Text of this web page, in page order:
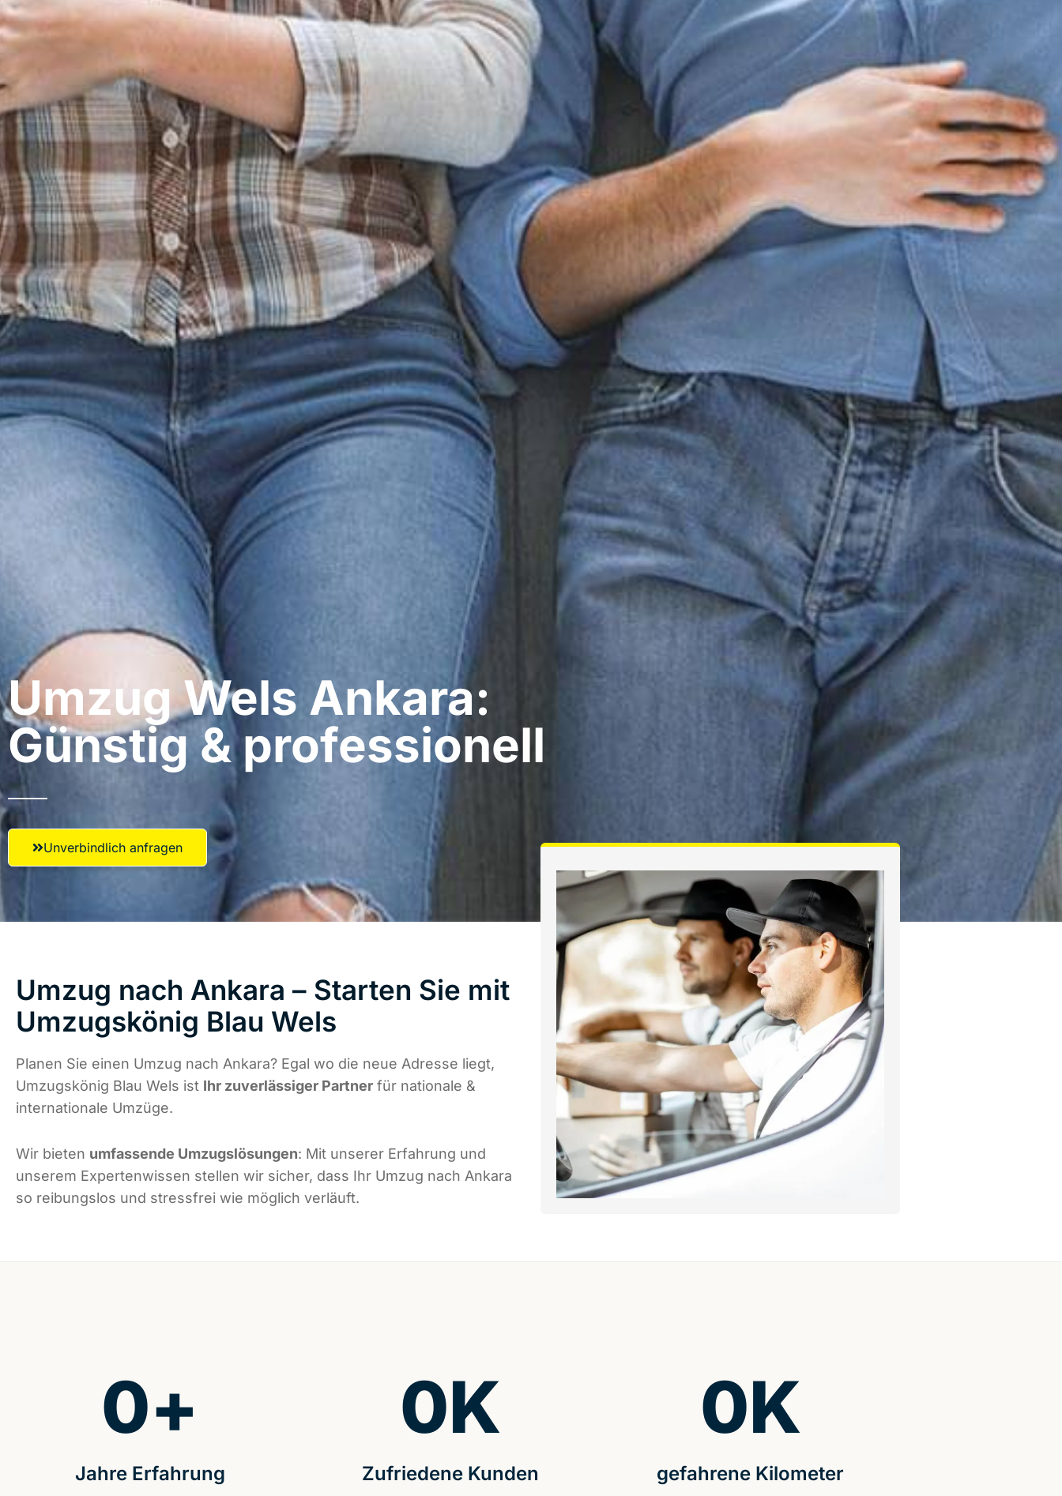
Umzug Wels​ Ankara:
Günstig & professionell​
Unverbindlich anfragen
Umzug nach Ankara – Starten Sie mit
Umzugskönig Blau Wels
Planen Sie einen Umzug nach Ankara? Egal wo die neue Adresse liegt,
Umzugskönig Blau Wels ist Ihr zuverlässiger Partner für nationale &
internationale Umzüge.
Wir bieten umfassende Umzugslösungen: Mit unserer Erfahrung und
unserem Expertenwissen stellen wir sicher, dass Ihr Umzug nach Ankara
so reibungslos und stressfrei wie möglich verläuft.
Jahre Erfahrung
0+
Zufriedene Kunden
0K
gefahrene Kilometer
0K